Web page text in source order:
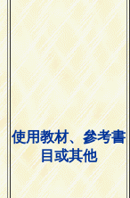
使用教材、參考書
目或其他